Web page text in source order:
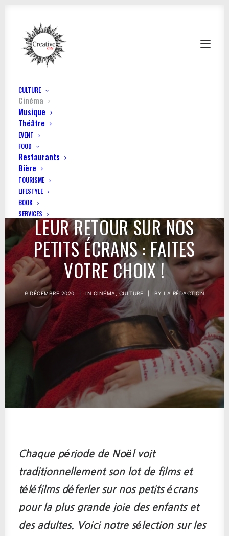
CULTURE
Cinéma
Musique
Théâtre
EVENT
FOOD
Restaurants
Bière
TOURISME
LIFESTYLE
BOOK
SERVICESLES FILMS DE NOËL FONT
LEUR RETOUR SUR NOS
PETITS ÉCRANS : FAITES
VOTRE CHOIX !
9 DÉCEMBRE 2020 IN CINÉMA ,CULTURE BY LA RÉDACTION
Chaque période de Noël voit
traditionnellement son lot de films et
téléfilms déferler sur nos petits écrans
pour la plus grande joie des enfants et
des adultes. Voici notre sélection sur les